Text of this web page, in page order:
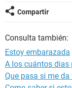
GLOSARIO
Compartir
Consulta también:
Estoy embarazada
A los cuántos dias
Que pasa si me